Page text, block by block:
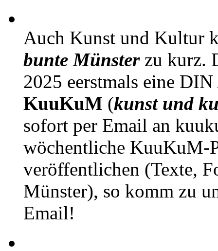
Auch Kunst und Kultur
bunte Münsterzu kurz.
2025 eerstmals eine
KuuKuM (kunst und
sofort per Email an
wöchentliche KuuKuM-
veröffentlichen (Texte,
Münster), so komm zu
Email!